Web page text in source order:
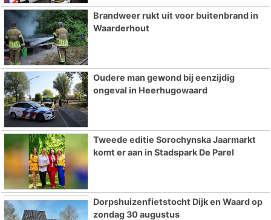
Brandweer rukt uit voor buitenbrand in
Waarderhout
Oudere man gewond bij eenzijdig
ongeval in Heerhugowaard
Tweede editie Sorochynska Jaarmarkt
komt er aan in Stadspark De Parel
Dorpshuizenfietstocht Dijk en Waard op
zondag 30 augustus